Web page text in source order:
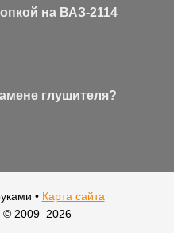
на ВАЗ-2114
глушителя?
• Карта сайта
© 2009–2026